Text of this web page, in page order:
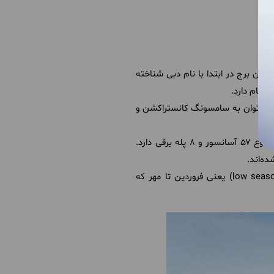
دبی در سال ۲۰۰۴ آغاز شد و بعد از پنج سال در ۲۰۰۹ به پایان رسید. این برج در ابتدا با نام دبی شناخته
می‌توان به سامسونگ کانستراکشن و
در حال حاضر با ۱۶۰ طبقه و ارتفاع ۸۹۲.۸ متر بلندترین ساختمان در جهان محسوب شده و در مجموع ۵۷ آسانسور و ۸ پله برقی دارد.
low) یعنی فروردین تا مهر که